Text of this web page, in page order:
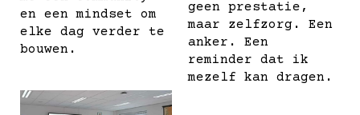
en een mindset om
elke dag verder te
bouwen.
geen prestatie,
maar zelfzorg. Een
anker. Een
reminder dat ik
mezelf kan dragen.